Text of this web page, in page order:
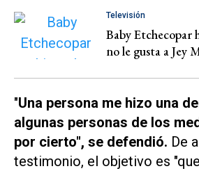
Televisión
Baby Etchecopar
no le gusta a Jey
"Una persona me hizo una
algunas personas de los
por cierto", se defendió. De
testimonio, el objetivo es